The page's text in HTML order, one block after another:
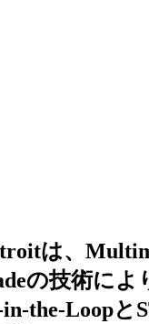
は、
の技術によ
the-Loopと